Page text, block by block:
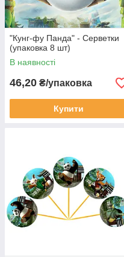
"Кунг-фу Панда" - Серветки
(упаковка 8 шт)
В наявності
46,20 ₴/упаковка
Купити